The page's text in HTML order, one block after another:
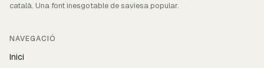
català. Una font inesgotable de saviesa popular.
NAVEGACIÓ
Inici